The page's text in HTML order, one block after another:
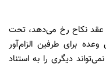
عقد نکاح رخ می‌دهد، تحت
برای طرفین الزام‌آور
دیگری را به استناد